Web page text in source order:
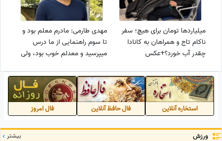
میلیاردها تومان برای هیچ؛ سفر
ناکام تاج و همراهان به کانادا
چقدر آب خورد؟+عکس
مهدی طارمی: مادرم معلم بود و
تا سوم راهنمایی از ما درس
میپرسید و معدلم خوب بود، ولی
داداشم تموم، دیگه هیچی...
استخاره آنلاین فال حافظ آنلاین فال امروز
ورزش بیشتر